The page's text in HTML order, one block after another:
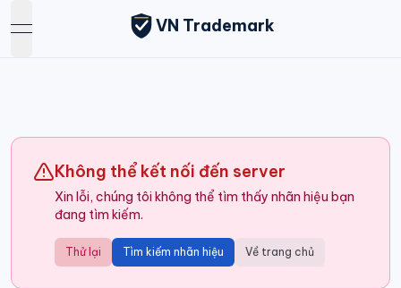
open navigation menu
VN Trademark
Không thể kết nối đến server
Xin lỗi, chúng tôi không thể tìm thấy nhãn hiệu bạn
đang tìm kiếm.
Thử lại Tìm kiếm nhãn hiệu Về trang chủ